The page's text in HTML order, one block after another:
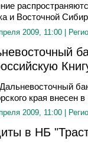
и Восточной
2009, 11:00 |
края внесен
2009, 11:00 |
в НБ